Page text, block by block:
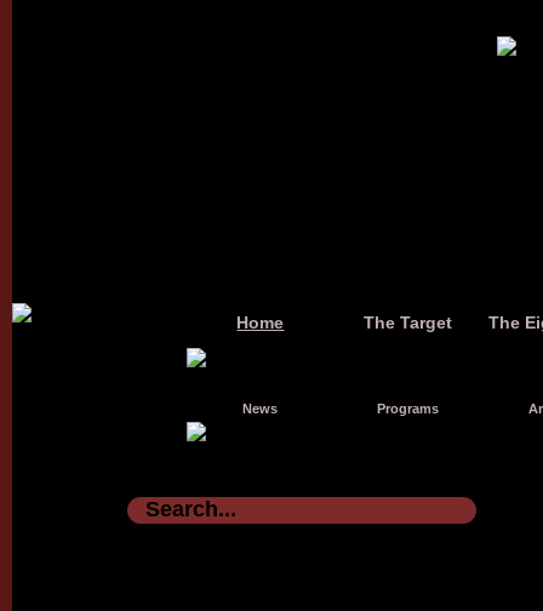
Home The Target The
News Programs